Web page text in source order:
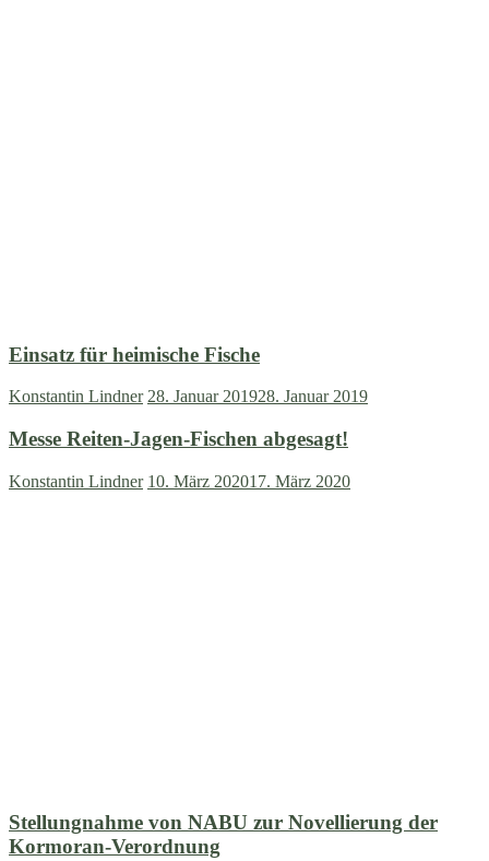
Einsatz für heimische Fische
Konstantin Lindner 28. Januar 201928. Januar 2019
Messe Reiten-Jagen-Fischen abgesagt!
Konstantin Lindner 10. März 202017. März 2020
Stellungnahme von NABU zur Novellierung der
Kormoran-Verordnung